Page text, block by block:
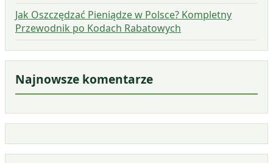
Jak Oszczędzać Pieniądze w Polsce? Kompletny
Przewodnik po Kodach Rabatowych
Najnowsze komentarze